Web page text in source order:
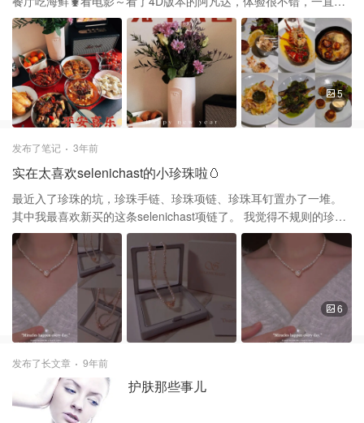
喷水🐳 这周末准备去看一下流浪地球2，这部电影好评如潮，我可不
能错过！ 许个愿，明年春节回国过年❤️
5
发布了笔记 3年前
实在太喜欢selenichast的小珍珠啦🥚
最近入了珍珠的坑，珍珠手链、珍珠项链、珍珠耳钉置办了一堆。
其中我最喜欢新买的这条selenichast项链了。 我觉得不规则的珍珠
串在一起显得更活泼可爱，平时更好搭配衣服。中间的钻石小爱心
💎超级亮，镶在珍珠中间十分精致～ 这条项链叠戴其他的金属项链
也非常好看～瞬间就可以换成一个甜酷风格。 之前我还入了一天
selenichast的水果珍珠项链，也十分好看～他们家的珐琅雕刻成的
水果很逼真🍉 最近selenichast还在春节/情人节打折中，此时不冲更
待何时！
6
发布了长文章 9年前
护肤那些事儿